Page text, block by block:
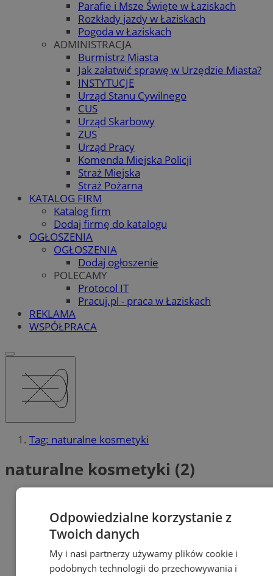
Parafie i Msze Święte w Łaziskach
Rozkłady jazdy w Łaziskach
Pogoda w Łaziskach
ADMINISTRACJA
Burmistrz Miasta
Jak załatwić sprawę w Urzędzie Miasta?
INSTYTUCJE
Urząd Stanu Cywilnego
CUS
Urząd Skarbowy
ZUS
Urząd Pracy
Komenda Miejska Policji
Straż Miejska
Straż Pożarna
KATALOG FIRM
Katalog firm
Dodaj firmę do katalogu
OGŁOSZENIA
OGŁOSZENIA
Dodaj ogłoszenie
POLECAMY
Protocol IT
Pracuj.pl - praca w Łaziskach
REKLAMA
WSPÓŁPRACA
Tag: naturalne kosmetyki
naturalne kosmetyki (2)
Odpowiedzialne korzystanie z
Twoich danych
My i nasi partnerzy używamy plików cookie i
podobnych technologii do przechowywania i